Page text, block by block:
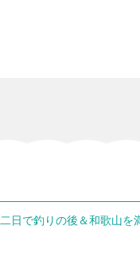
日で釣りの後＆和歌山を